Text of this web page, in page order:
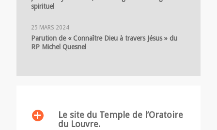
spirituel
25 MARS 2024
Parution de « Connaître Dieu à travers Jésus » du
RP Michel Quesnel
Le site du Temple de l’Oratoire
du Louvre.